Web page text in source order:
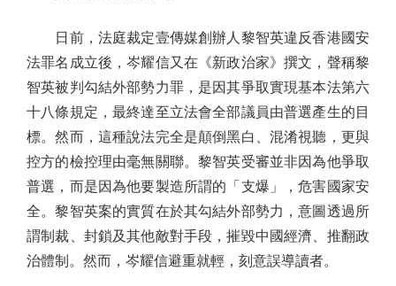
日前，法庭裁定壹傳媒創辦人黎智英違反香港國安
法罪名成立後，岑耀信又在《新政治家》撰文，聲稱黎
智英被判勾結外部勢力罪，是因其爭取實現基本法第六
十八條規定，最終達至立法會全部議員由普選產生的目
標。然而，這種說法完全是顛倒黑白、混淆視聽，更與
控方的檢控理由毫無關聯。黎智英受審並非因為他爭取
普選，而是因為他要製造所謂的「支爆」，危害國家安
全。黎智英案的實質在於其勾結外部勢力，意圖透過所
謂制裁、封鎖及其他敵對手段，摧毀中國經濟、推翻政
治體制。然而，岑耀信避重就輕，刻意誤導讀者。